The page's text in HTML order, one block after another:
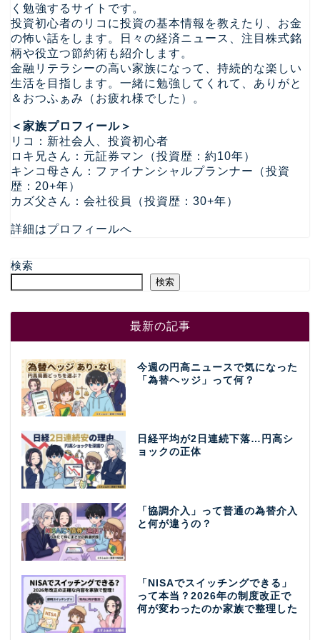
く勉強するサイトです。
投資初心者のリコに投資の基本情報を教えたり、お金
の怖い話をします。日々の経済ニュース、注目株式銘
柄や役立つ節約術も紹介します。
金融リテラシーの高い家族になって、持続的な楽しい
生活を目指します。一緒に勉強してくれて、ありがと
＆おつふぁみ（お疲れ様でした）。
＜家族プロフィール＞
リコ：新社会人、投資初心者
ロキ兄さん：元証券マン（投資歴：約10年）
キンコ母さん：ファイナンシャルプランナー（投資
歴：20+年）
カズ父さん：会社役員（投資歴：30+年）
詳細はプロフィールへ
検索
検索
最新の記事
今週の円高ニュースで気になった
「為替ヘッジ」って何？
日経平均が2日連続下落…円高シ
ョックの正体
「協調介入」って普通の為替介入
と何が違うの？
「NISAでスイッチングできる」
って本当？2026年の制度改正で
何が変わったのか家族で整理した